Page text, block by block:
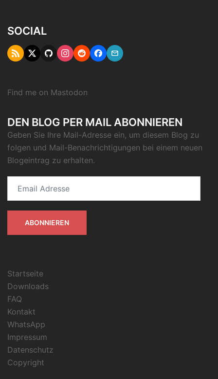
SOCIAL
RSS TwitterGithubInstagram
RedditFacebook
Email
Find me on Mastodon
DEN BLOG PER MAIL ABONNIEREN
Geben Sie Ihre Mail-Adresse ein, um diesem Blog zu
folgen und Mail-Benachrichtigungen bei einem neuen
Blogeintrag zu erhalten.
Adresse
ABONNIEREN
Startseite
Downloads
FAQ
Kontakt
WhatsApp
Impressum
Datenschutz
Copyright